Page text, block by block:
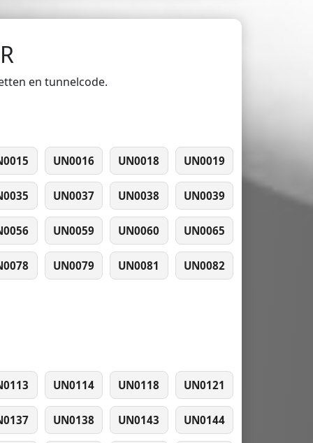
en tunnelcode.
UN0016 UN0018 UN0019
UN0037 UN0038 UN0039
UN0059 UN0060 UN0065
UN0079 UN0081 UN0082
UN0114 UN0118 UN0121
UN0138 UN0143 UN0144